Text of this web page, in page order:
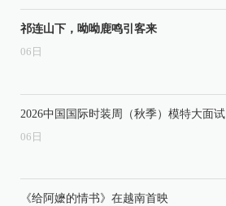
祁连山下，呦呦鹿鸣引客来
06 日
2026中国国际时装周（秋季）模特大面试
06 日
《给阿嬷的情书》在越南首映